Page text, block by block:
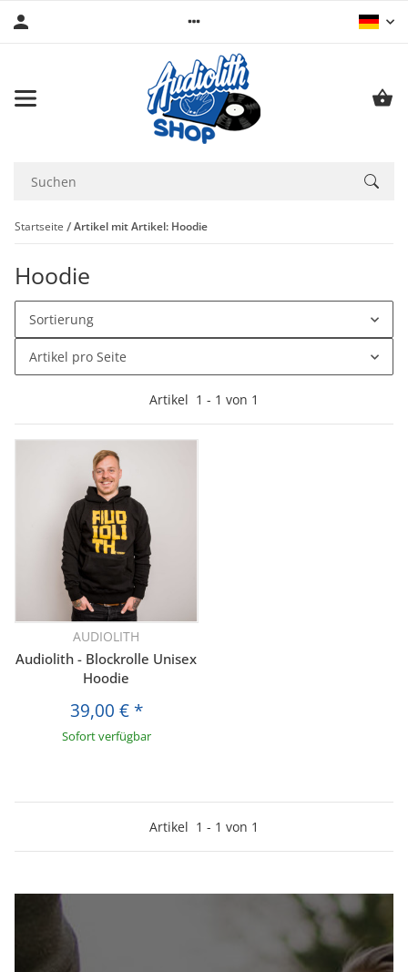
Startseite Artikel mit Artikel: Hoodie
Hoodie
Sortierung
Artikel pro Seite
Artikel 1 - 1 von 1
AUDIOLITH
Audiolith - Blockrolle Unisex
Hoodie
39,00 € *
Sofort verfügbar
Artikel 1 - 1 von 1